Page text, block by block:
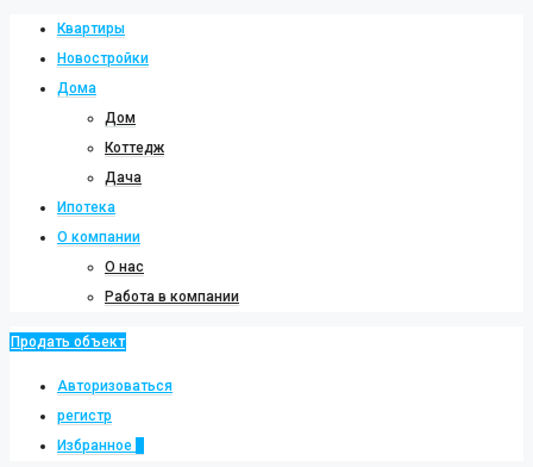
Квартиры
Новостройки
Дома
Дом
Коттедж
Дача
Ипотека
О компании
О нас
Работа в компании
Продать объект
Авторизоваться
регистр
Избранное